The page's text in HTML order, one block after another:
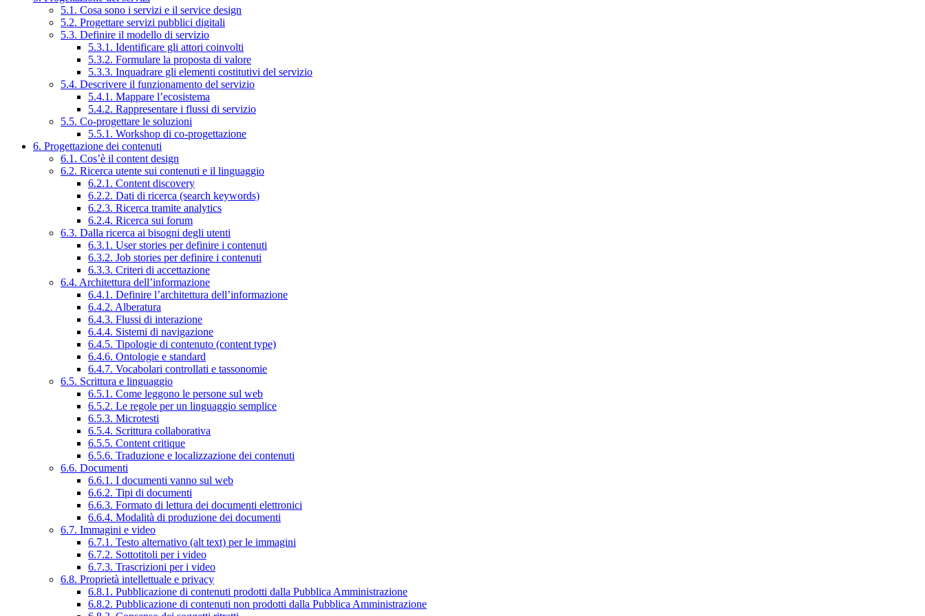
5.1. Cosa sono i servizi e il service design
5.2. Progettare servizi pubblici digitali
5.3. Definire il modello di servizio
5.3.1. Identificare gli attori coinvolti
5.3.2. Formulare la proposta di valore
5.3.3. Inquadrare gli elementi costitutivi del servizio
5.4. Descrivere il funzionamento del servizio
5.4.1. Mappare l’ecosistema
5.4.2. Rappresentare i flussi di servizio
5.5. Co-progettare le soluzioni
5.5.1. Workshop di co-progettazione
6. Progettazione dei contenuti
6.1. Cos’è il content design
6.2. Ricerca utente sui contenuti e il linguaggio
6.2.1. Content discovery
6.2.2. Dati di ricerca (search keywords)
6.2.3. Ricerca tramite analytics
6.2.4. Ricerca sui forum
6.3. Dalla ricerca ai bisogni degli utenti
6.3.1. User stories per definire i contenuti
6.3.2. Job stories per definire i contenuti
6.3.3. Criteri di accettazione
6.4. Architettura dell’informazione
6.4.1. Definire l’architettura dell’informazione
6.4.2. Alberatura
6.4.3. Flussi di interazione
6.4.4. Sistemi di navigazione
6.4.5. Tipologie di contenuto (content type)
6.4.6. Ontologie e standard
6.4.7. Vocabolari controllati e tassonomie
6.5. Scrittura e linguaggio
6.5.1. Come leggono le persone sul web
6.5.2. Le regole per un linguaggio semplice
6.5.3. Microtesti
6.5.4. Scrittura collaborativa
6.5.5. Content critique
6.5.6. Traduzione e localizzazione dei contenuti
6.6. Documenti
6.6.1. I documenti vanno sul web
6.6.2. Tipi di documenti
6.6.3. Formato di lettura dei documenti elettronici
6.6.4. Modalità di produzione dei documenti
6.7. Immagini e video
6.7.1. Testo alternativo (alt text) per le immagini
6.7.2. Sottotitoli per i video
6.7.3. Trascrizioni per i video
6.8. Proprietà intellettuale e privacy
6.8.1. Pubblicazione di contenuti prodotti dalla Pubblica Amministrazione
6.8.2. Pubblicazione di contenuti non prodotti dalla Pubblica Amministrazione